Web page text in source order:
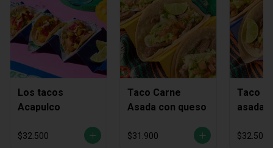
Los tacos
Acapulco
$32.500
Taco Carne
Asada con queso
$31.900
Taco
asada y
$32.500